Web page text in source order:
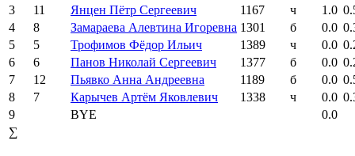
3
11 Янцен Пётр Сергеевич 1167 ч 1.0
4
8 Замараева Алевтина Игоревна 1301 б 0.0
5
5 Трофимов Фёдор Ильич 1389 ч 0.0
6
6 Панов Николай Сергеевич 1377 б 0.0
7
12 Пьявко Анна Андреевна 1189 б 0.0
8
7 Карычев Артём Яковлевич 1338 ч 0.0
9
BYE
0.0
∑